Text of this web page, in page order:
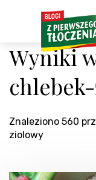
Wyniki
Znaleziono 560
ziolowy